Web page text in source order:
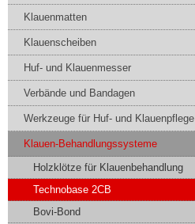
Klauenmatten
Klauenscheiben
Huf- und Klauenmesser
Verbände und Bandagen
Werkzeuge für Huf- und Klauenpflege
Klauen-Behandlungssysteme
Holzklötze für Klauenbehandlung
Technobase 2CB
Bovi-Bond